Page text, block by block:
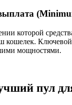
которой
кошелек.
мощностями.
пул